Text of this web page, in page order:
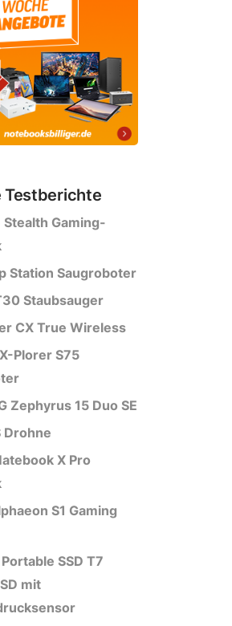
Testberichte
Stealth Gaming-
Station Saugroboter
Staubsauger
CX True Wireless
Plorer S75
Zephyrus 15 Duo SE
Drohne
X Pro
S1 Gaming
SSD T7
mit